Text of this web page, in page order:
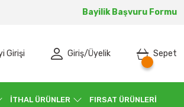
Bayilik Başvuru Formu
Girişi Giriş/Üyelik Sepet
İTHAL ÜRÜNLER FIRSAT ÜRÜNLERİ